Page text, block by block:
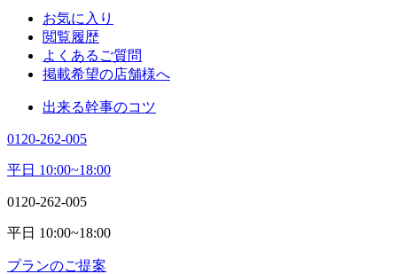
お気に入り
閲覧履歴
よくあるご質問
掲載希望の店舗様へ
出来る幹事のコツ
0120-262-005
平日 10:00~18:00
0120-262-005
平日 10:00~18:00
プランのご提案